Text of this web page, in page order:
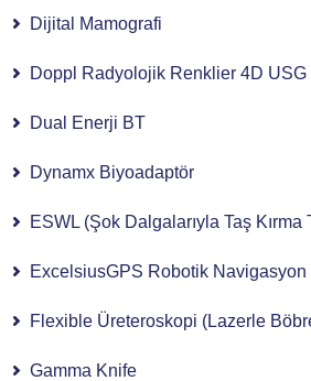
Dijital Mamografi
Doppl Radyolojik Renklier 4D USG
Dual Enerji BT
Dynamx Biyoadaptör
ESWL (Şok Dalgalarıyla Taş Kırma
ExcelsiusGPS Robotik Navigasyon
Flexible Üreteroskopi (Lazerle
Gamma Knife